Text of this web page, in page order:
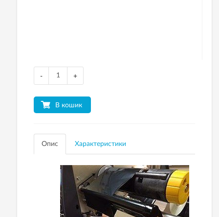
- +
В кошик
Опис Характеристики